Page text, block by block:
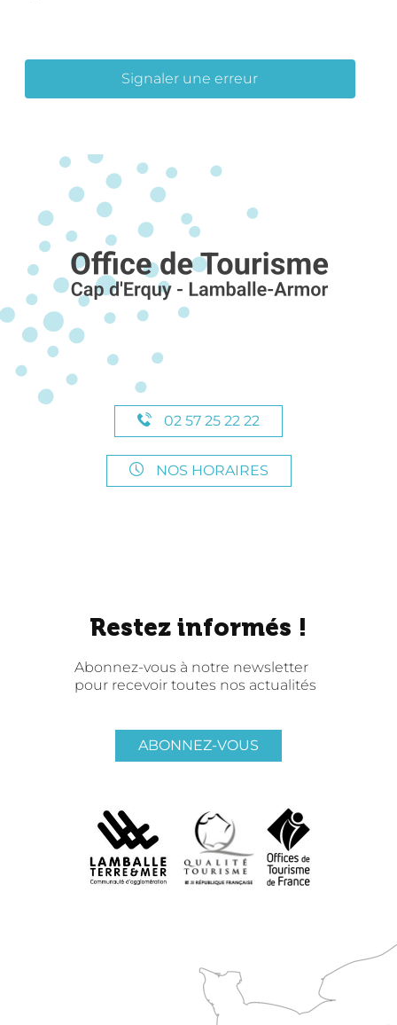
Signaler une erreur
02 57 25 22 22
NOS HORAIRES
Restez informés !
Abonnez-vous à notre newsletter
pour recevoir toutes nos actualités
ABONNEZ-VOUS